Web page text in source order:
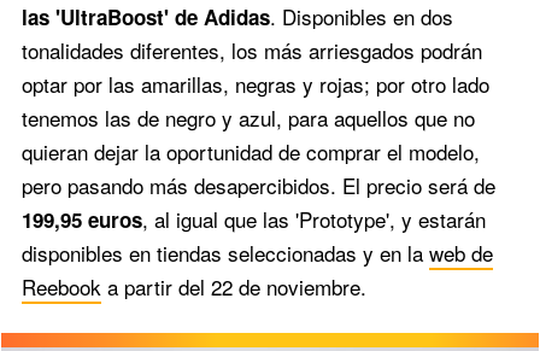
las 'UltraBoost' de Adidas. Disponibles en dos
tonalidades diferentes, los más arriesgados podrán
optar por las amarillas, negras y rojas; por otro lado
tenemos las de negro y azul, para aquellos que no
quieran dejar la oportunidad de comprar el modelo,
pero pasando más desapercibidos. El precio será de
199,95 euros, al igual que las 'Prototype', y estarán
disponibles en tiendas seleccionadas y en la web de
Reebooka partir del 22 de noviembre.